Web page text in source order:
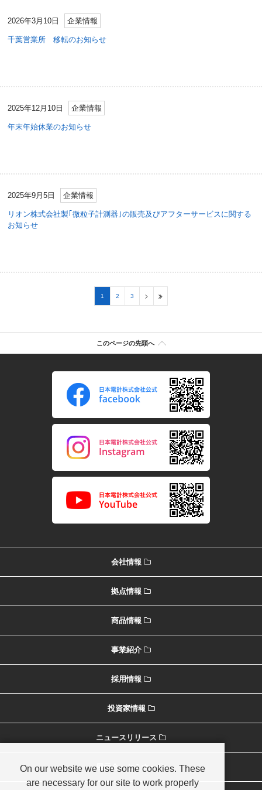
2026年3月10日 企業情報
千葉営業所 移転のお知らせ
2025年12月10日 企業情報
年末年始休業のお知らせ
2025年9月5日 企業情報
リオン株式会社製｢微粒子計測器｣の販売及びアフターサービスに関する
お知らせ
1 2 3
このページの先頭へ
会社情報
拠点情報
商品情報
事業紹介
採用情報
投資家情報
ニュースリリース
展示会・セミナー
On our website we use some cookies. These
are necessary for our site to work properly